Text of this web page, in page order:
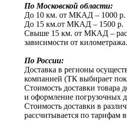
По Московской области:
До 10 км. от МКАД – 1000 р.
До 15 км.от МКАД – 1500 р.
Свыше 15 км. от МКАД –
зависимости от километража.
По России:
Доставка в регионы
компанией (ТК выбирает
Стоимость доставки товара
и оформление погрузочных
Стоимость доставки в
рассчитывается по